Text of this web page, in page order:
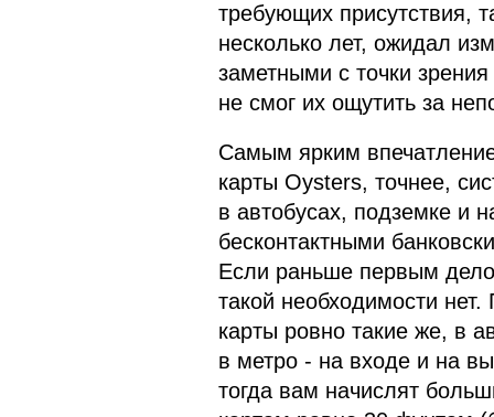
требующих присутствия,
несколько лет, ожидал
заметными с точки
не смог их ощутить за
Самым ярким
карты Oysters, точнее,
в автобусах, подземке и
бесконтактными
Если раньше первым
такой необходимости
карты ровно такие же, в
в метро - на входе и на
тогда вам начислят